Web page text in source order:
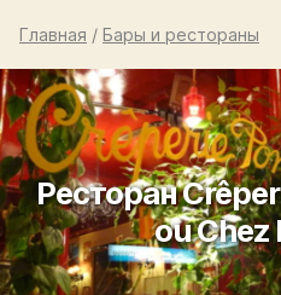
Главная / Бары и рестораны
Ресторан
ou Chez